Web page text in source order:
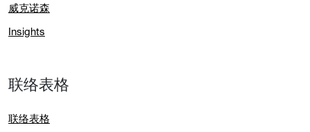
威克诺森
Insights
联络表格
联络表格